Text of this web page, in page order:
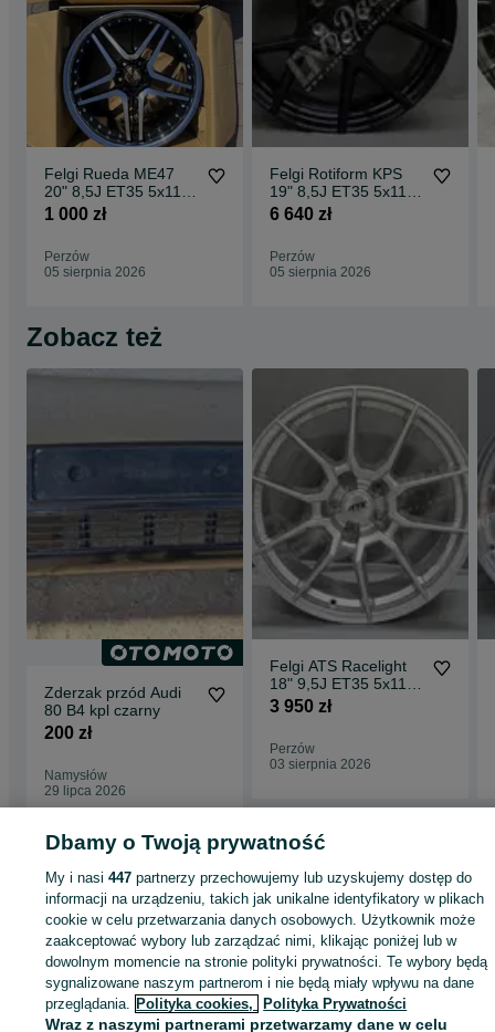
Felgi Rueda ME47
20" 8,5J ET35 5x112
CBKF1 / 2 sztuki
1 000 zł
Perzów
05 sierpnia 2026
Felgi Rotiform KPS
19" 8,5J ET35 5x112
Matte Black Face w/
6 640 zł
Perzów
05 sierpnia 2026
Zobacz też
Zderzak przód Audi
80 B4 kpl czarny
200 zł
Namysłów
29 lipca 2026
Felgi ATS Racelight
18" 9,5J ET35 5x112
Silver
3 950 zł
Perzów
03 sierpnia 2026
- Perzów
KATEGORIA
ID:928439633 Wyświetlenia:
Dbamy o Twoją prywatność
My i nasi447 partnerzy przechowujemy lub uzyskujemy dostęp do
informacji na urządzeniu, takich jak unikalne identyfikatory w plikach
cookie w celu przetwarzania danych osobowych. Użytkownik może
zaakceptować wybory lub zarządzać nimi, klikając poniżej lub w
dowolnym momencie na stronie polityki prywatności. Te wybory będą
sygnalizowane naszym partnerom i nie będą miały wpływu na dane
przeglądania. Polityka cookies, Polityka Prywatności
Wraz z naszymi partnerami przetwarzamy dane w celu